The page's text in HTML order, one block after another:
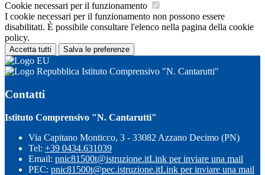
Cookie necessari per il funzionamento
I cookie necessari per il funzionamento non possono essere
disabilitati. È possibile consultare l'elenco nella pagina della cookie
policy.
Accetta tutti Salva le preferenze
Istituto Comprensivo "N. Cantarutti"
Contatti
Istituto Comprensivo "N. Cantarutti"
Via Capitano Monticco, 3 - 33082 Azzano Decimo (PN)
Tel: +39 0434.631039
Email: pnic81500t@istruzione.itLink per inviare una mail
PEC: pnic81500t@pec.istruzione.itLink per inviare una mail